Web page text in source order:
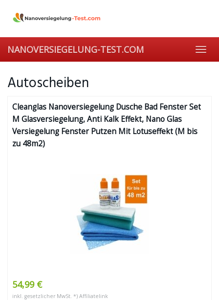
main
NANOVERSIEGELUNG-TEST.COM
Autoscheiben
Cleanglas Nanoversiegelung Dusche Bad Fenster Set
M Glasversiegelung, Anti Kalk Effekt, Nano Glas
Versiegelung Fenster Putzen Mit Lotuseffekt (M bis
zu 48m2)
54,99 €
inkl. gesetzlicher MwSt. *) Affiliatelink